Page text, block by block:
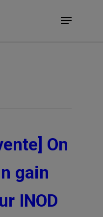
Menu
On
gain
INOD